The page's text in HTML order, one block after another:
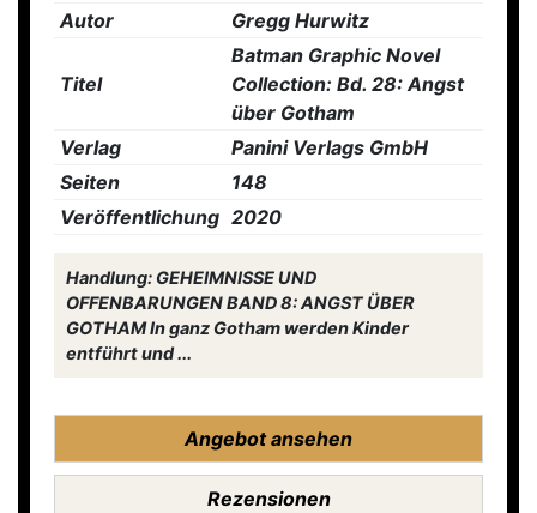
Autor
Gregg Hurwitz
Titel
Batman Graphic Novel
Collection: Bd. 28: Angst
über Gotham
Verlag
Panini Verlags GmbH
Seiten
148
Veröffentlichung 2020
Handlung: GEHEIMNISSE UND
OFFENBARUNGEN BAND 8: ANGST ÜBER
GOTHAM In ganz Gotham werden Kinder
entführt und ...
Angebot ansehen
Rezensionen